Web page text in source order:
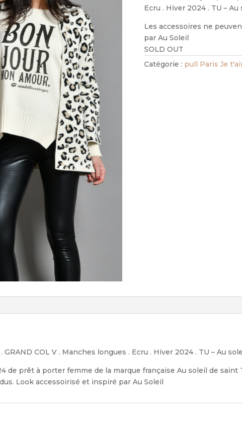
Ecru . Hiver 2024 . TU –
Les accessoires ne
par Au Soleil
SOLD OUT
Catégorie : pull Paris Je
COL V . Manches longues . Ecru . Hiver 2024 . TU – Au
de prêt à porter femme de la marque française Au soleil de saint
Look accessoirisé et inspiré par Au Soleil